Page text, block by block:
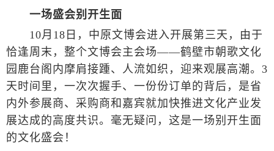
一场盛会别开生面
10月18日，中原文博会进入开展第三天，由于
恰逢周末，整个文博会主会场——鹤壁市朝歌文化
园鹿台阁内摩肩接踵、人流如织，迎来观展高潮。3
天时间里，一次次握手、一份份订单的背后，是省
内外参展商、采购商和嘉宾就加快推进文化产业发
展达成的高度共识。毫无疑问，这是一场别开生面
的文化盛会！